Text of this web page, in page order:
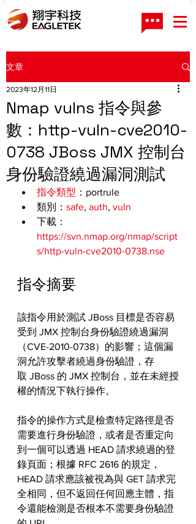
文章
Nmap vulns 指令與參
數：http-vuln-cve2010-
0738 JBoss JMX 控制台
身份驗證繞過漏洞測試
2023年12月11日
指令類型 ：portrule
類別： safe, auth, vuln
下載：
https://svn.nmap.org/nmap/script
s/http-vuln-cve2010-0738.nse
指令摘要
該指令用於測試 JBoss 目標是否容易
受到 JMX 控制台身份驗證繞過漏洞
（CVE-2010-0738）的影響；這個漏
洞允許攻擊者繞過身份驗證，存
取 JBoss 的 JMX 控制台，並在未經授
權的情況下執行操作。
指令的操作方式是檢查特定路徑是否
需要進行身份驗證，或者是否重定向
到一個可以透過 HEAD 請求繞過的登
錄頁面；根據 RFC 2616 的規定，
HEAD 請求應該被視為與 GET 請求完
全相同，但不返回任何回應主體，指
令還能檢測是否根本不需要身份驗證